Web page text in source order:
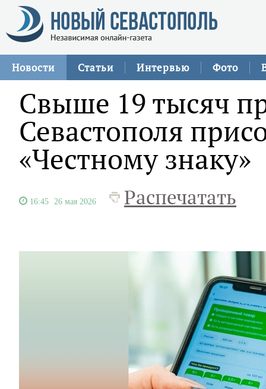
Новости Статьи Интервью Фото
Свыше 19 тысяч
Севастополя
«Честному знаку»
16:45 26 мая 2026 Распечатать